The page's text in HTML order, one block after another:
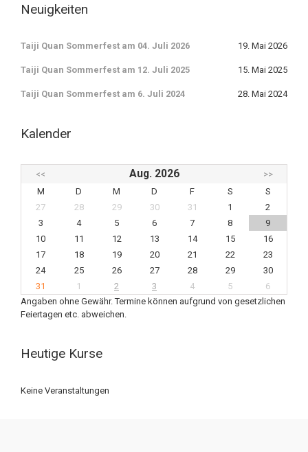
Neuigkeiten
Taiji Quan Sommerfest am 04. Juli 2026 19. Mai 2026
Taiji Quan Sommerfest am 12. Juli 2025 15. Mai 2025
Taiji Quan Sommerfest am 6. Juli 2024 28. Mai 2024
Kalender
<< Aug. 2026
>>
M
D M D F S
S
27
28 29 30 31 1
2
3
4 5 6 7 8
9
10
11 12 13 14 15
16
17
18 19 20 21 22
23
24
25 26 27 28 29
30
31
1 2 3 4 5
6
Angaben ohne Gewähr. Termine können aufgrund von gesetzlichen
Feiertagen etc. abweichen.
Heutige Kurse
Keine Veranstaltungen